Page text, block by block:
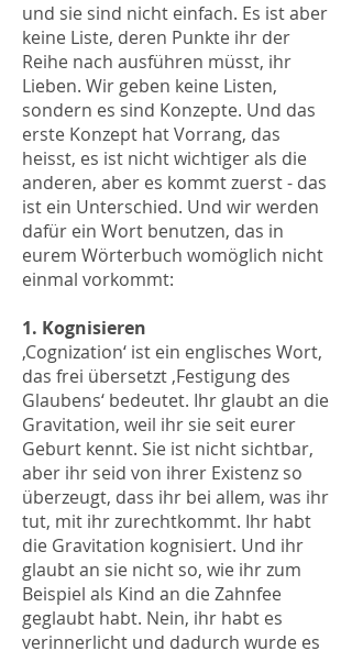
und sie sind nicht einfach. Es ist aber
keine Liste, deren Punkte ihr der
Reihe nach ausführen müsst, ihr
Lieben. Wir geben keine Listen,
sondern es sind Konzepte. Und das
erste Konzept hat Vorrang, das
heisst, es ist nicht wichtiger als die
anderen, aber es kommt zuerst - das
ist ein Unterschied. Und wir werden
dafür ein Wort benutzen, das in
eurem Wörterbuch womöglich nicht
einmal vorkommt:
1. Kognisieren
‚Cognization‘ ist ein englisches Wort,
das frei übersetzt ‚Festigung des
Glaubens‘ bedeutet. Ihr glaubt an die
Gravitation, weil ihr sie seit eurer
Geburt kennt. Sie ist nicht sichtbar,
aber ihr seid von ihrer Existenz so
überzeugt, dass ihr bei allem, was ihr
tut, mit ihr zurechtkommt. Ihr habt
die Gravitation kognisiert. Und ihr
glaubt an sie nicht so, wie ihr zum
Beispiel als Kind an die Zahnfee
geglaubt habt. Nein, ihr habt es
verinnerlicht und dadurch wurde es